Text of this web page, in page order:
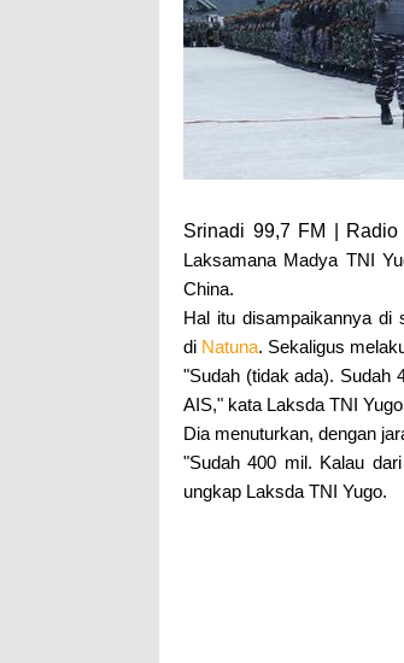
Srinadi 99,7 FM |
Laksamana Madya TNI
China.
Hal itu disampaikannya di
di Natuna. Sekaligus
"Sudah (tidak ada). Sudah
AIS," kata Laksda TNI
Dia menuturkan, dengan
"Sudah 400 mil. Kalau
ungkap Laksda TNI Yugo.